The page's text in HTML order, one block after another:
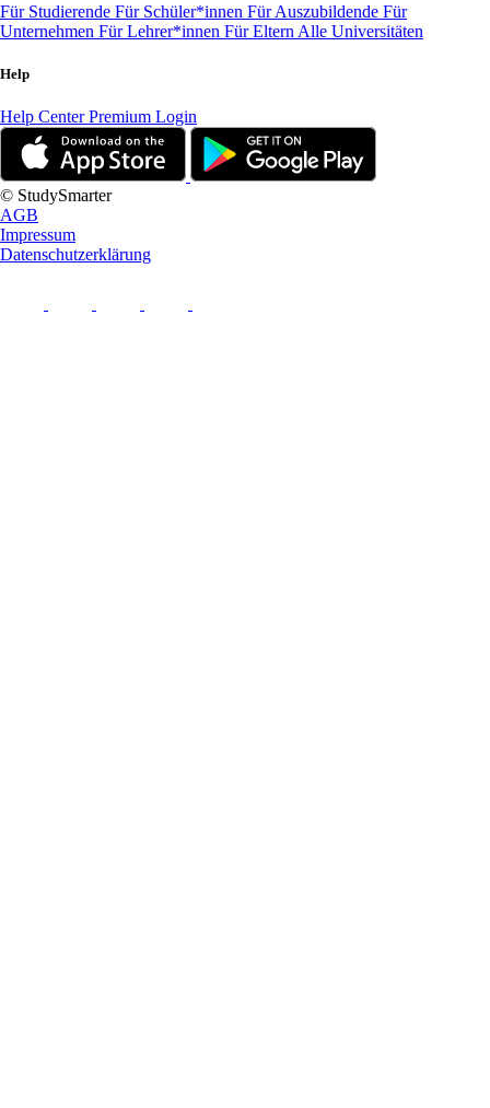
Für Studierende Für Schüler*innen Für Auszubildende Für
Unternehmen Für Lehrer*innen Für Eltern Alle Universitäten
Help
Help CenterPremium Login
© StudySmarter
AGB
Impressum
Datenschutzerklärung